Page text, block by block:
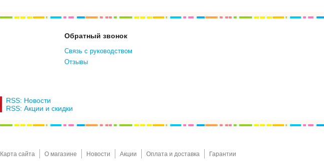
Обратный звонок
Связь с руководством
Отзывы
RSS: Новости
RSS: Акции и скидки
Карта сайта О магазине Новости Акции Оплата и доставка Гарантии